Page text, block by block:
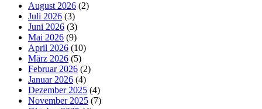
August 2026 (2)
Juli 2026 (3)
Juni 2026 (3)
Mai 2026 (9)
April 2026 (10)
März 2026 (5)
Februar 2026 (2)
Januar 2026 (4)
Dezember 2025 (4)
November 2025 (7)